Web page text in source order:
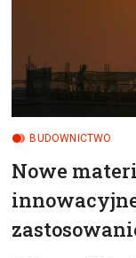
BUDOWNICTWO
Nowe